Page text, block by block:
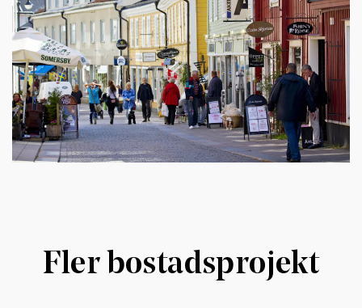
Fler bostadsprojekt